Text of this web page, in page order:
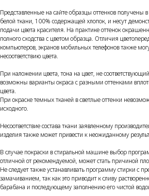
Представленные на сайте образцы оттенков получены
белой ткани, 100% содержащей хлопок, и несут
подачи цвета красителя. На практике оттенок
полного сходства с цветом образца. Отличия
компьютеров, экранов мобильных телефонов также
несоответствию цвета.
При наложении цвета, тона на цвет, не
возможны варианты окраса с разными оттенками
цвета.
При окраске темных тканей в светлые оттенки
исходного.
Несоответствие состава ткани заявленному
изделия также может привести к неожиданному
В случае покраски в стиральной машине выбор
отличной от рекомендуемой, может стать причиной
Не следует также устанавливать программу стирки с
замачиванием, так как это приводит к сливу
барабана и последующему заполнению его чистой